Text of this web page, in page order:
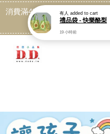
消費滿499免運喔, 記得加
點
您的購物車